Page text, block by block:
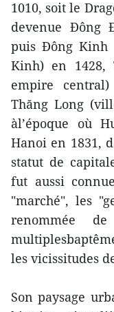
1010, soit le
devenue Đông
puis Đông Kinh
Kinh) en 1428,
empire
Thăng Long
àl’époque où
Hanoi en 1831,
statut de
fut aussi
"marché", les
renommée
les vicissitudes
Son paysage